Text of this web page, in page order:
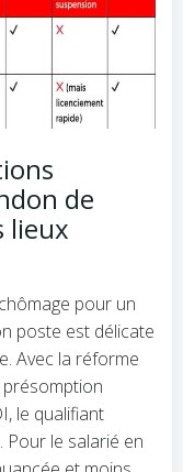
de
lieux
pour un
poste est délicate
Avec la réforme
présomption
le qualifiant
le salarié en